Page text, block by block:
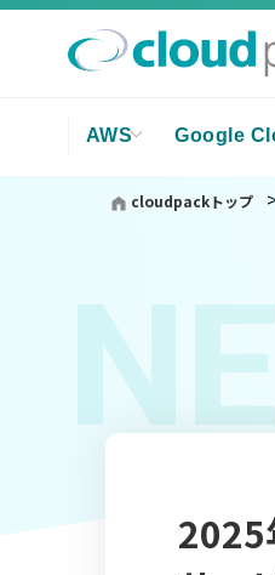
AWS Google
cloudpackトップ
2025